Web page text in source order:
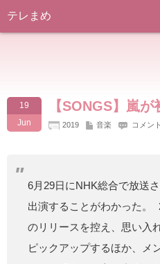
テレまめ
19
Jun
【SONGS】嵐が
2019 音楽 コメン
6月29日にNHK総合で放送
出演することがわかった。
のリリースを控え、思い入
ピックアップするほか、メ